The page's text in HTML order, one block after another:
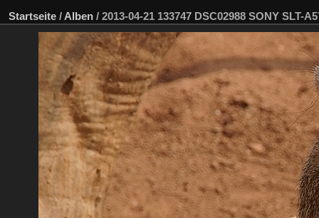
Startseite / Alben / 2013-04-21 133747 DSC02988 SONY SLT-